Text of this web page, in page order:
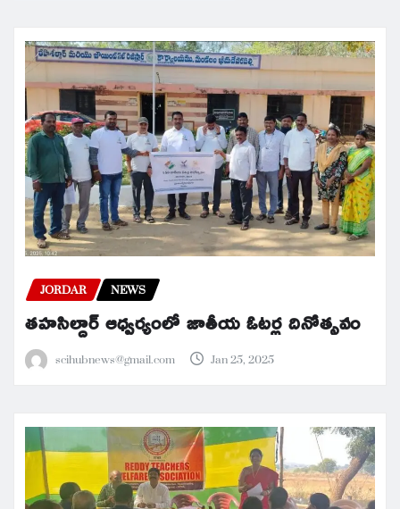
JORDAR NEWS
తహసిల్దార్ ఆధ్వర్యంలో జాతీయ ఓటర్ల దినోత్సవం
scihubnews@gmail.com Jan 25, 2025